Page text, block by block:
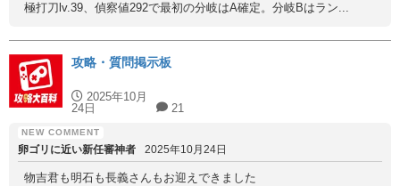
極打刀lv.39、偵察値292で最初の分岐はA確定。分岐Bはラン...
攻略・質問掲示板
2025年10月
24日
21
卵ゴリに近い新任審神者 2025年10月24日
物吉君も明石も長義さんもお迎えできました